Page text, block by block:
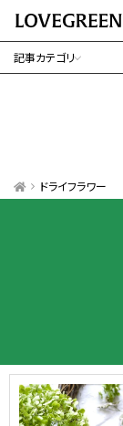
記事カテゴリ
ドライフラワー